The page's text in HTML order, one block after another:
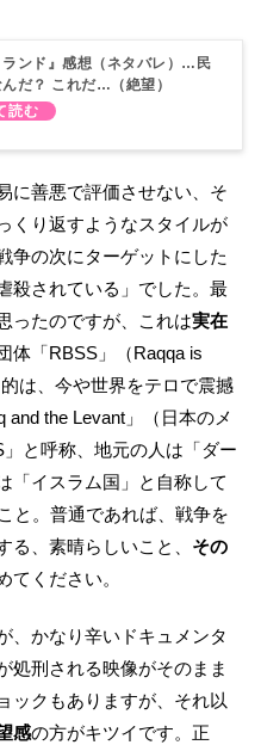
ランド』感想（ネタバレ）…民
だ？ これだ…（絶望）
に善悪で評価させない、そ
くり返すようなスタイルが
争の次にターゲットにした
殺されている」でした。最
ったのですが、これは実在
体「RBSS」（Raqqa is
は、今や世界をテロで震撼
and the Levant」（日本のメ
と呼称、地元の人は「ダー
「イスラム国」と自称して
と。普通であれば、戦争を
る、素晴らしいこと、 その
てください。
、かなり辛いドキュメンタ
処刑される映像がそのまま
ックもありますが、それ以
感の方がキツイです。正